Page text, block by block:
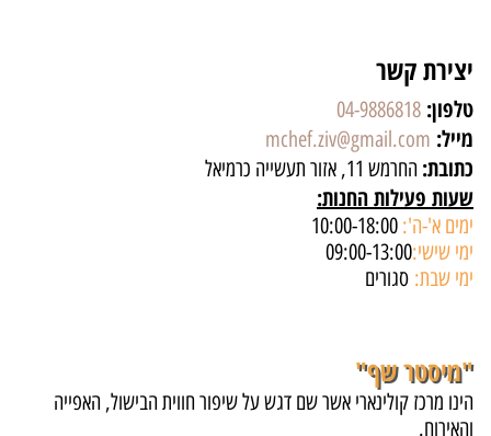
יצירת קשר
טלפון: 04-9886818
מייל: mchef.ziv@gmail.com
כתובת: החרמש 11, אזור תעשייה כרמיאל
שעות פעילות החנות:
ימים א'-ה':
ימי שישי:09:00-13:00
ימי שבת: סגורים
"מיסטר שף"
הינו מרכז קולינארי אשר שם דגש על שיפור חווית הבישול, האפייה
והאירוח.